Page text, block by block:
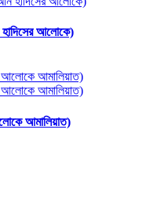
হাদিসের আলোকে)
আমালিয়াত)